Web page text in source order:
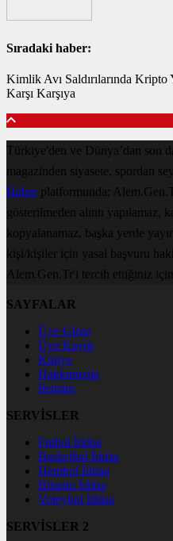
Sıradaki haber:
Kimlik Avı Saldırılarında Kripto
Karşı Karşıya
Türkiye'den ve Dünya’dan son
magazinden siyasete, spordan
Haberplatformunda;
gösterilmeden alıntı yapılamaz,
kopyalanamaz, başka yerde
kişi/kişiler için yasal başvuru
Alem.Gen.Tr'i tercih ettiğiniz
SAYFALAR
Üye Girişi
Üye Kaydı
Künye
Hakkımızda
İletişim
SERVİSLER
Futbol İddaa
Basketbol İddaa
Hentbol İddaa
Bilardo İddaa
Voleybol İddaa
SERVİSLER 2